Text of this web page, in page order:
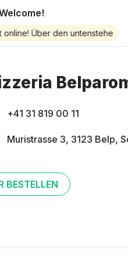
Über den
+41 31 819 00 11
Muristrasse 3, 3123 Belp,
BESTELLEN